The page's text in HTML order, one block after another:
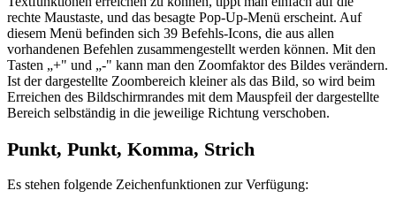
rechte Maustaste, und das besagte Pop-Up-Menü erscheint. Auf
diesem Menü befinden sich 39 Befehls-Icons, die aus allen
vorhandenen Befehlen zusammengestellt werden können. Mit den
Tasten „+" und „-" kann man den Zoomfaktor des Bildes verändern.
Ist der dargestellte Zoombereich kleiner als das Bild, so wird beim
Erreichen des Bildschirmrandes mit dem Mauspfeil der dargestellte
Bereich selbständig in die jeweilige Richtung verschoben.
Punkt, Punkt, Komma, Strich
Es stehen folgende Zeichenfunktionen zur Verfügung: